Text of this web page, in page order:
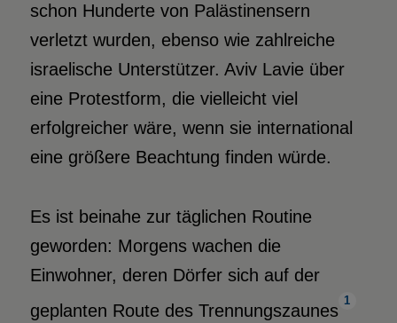
schon Hunderte von Palästinensern
verletzt wurden, ebenso wie zahlreiche
israelische Unterstützer. Aviv Lavie über
eine Protestform, die vielleicht viel
erfolgreicher wäre, wenn sie international
eine größere Beachtung finden würde.
Es ist beinahe zur täglichen Routine
geworden: Morgens wachen die
Einwohner, deren Dörfer sich auf der
geplanten Route des Trennungszaunes
1